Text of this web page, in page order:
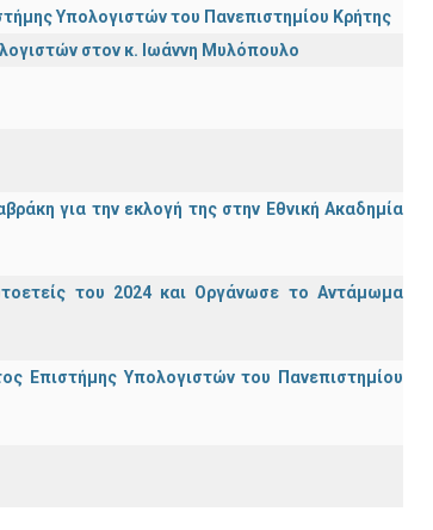
Υπολογιστών του Πανεπιστημίου Κρήτης
στον κ. Ιωάννη Μυλόπουλο
για την εκλογή της στην Εθνική Ακαδημία
του 2024 και Οργάνωσε το Αντάμωμα
Επιστήμης Υπολογιστών του Πανεπιστημίου